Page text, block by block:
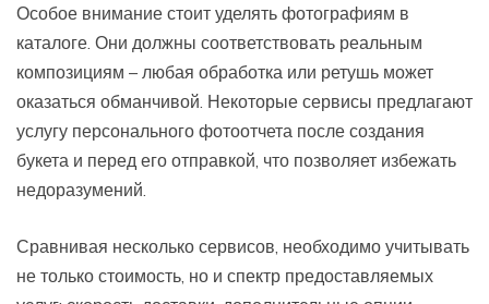
Особое внимание стоит уделять фотографиям в
каталоге. Они должны соответствовать реальным
композициям – любая обработка или ретушь может
оказаться обманчивой. Некоторые сервисы предлагают
услугу персонального фотоотчета после создания
букета и перед его отправкой, что позволяет избежать
недоразумений.
Сравнивая несколько сервисов, необходимо учитывать
не только стоимость, но и спектр предоставляемых